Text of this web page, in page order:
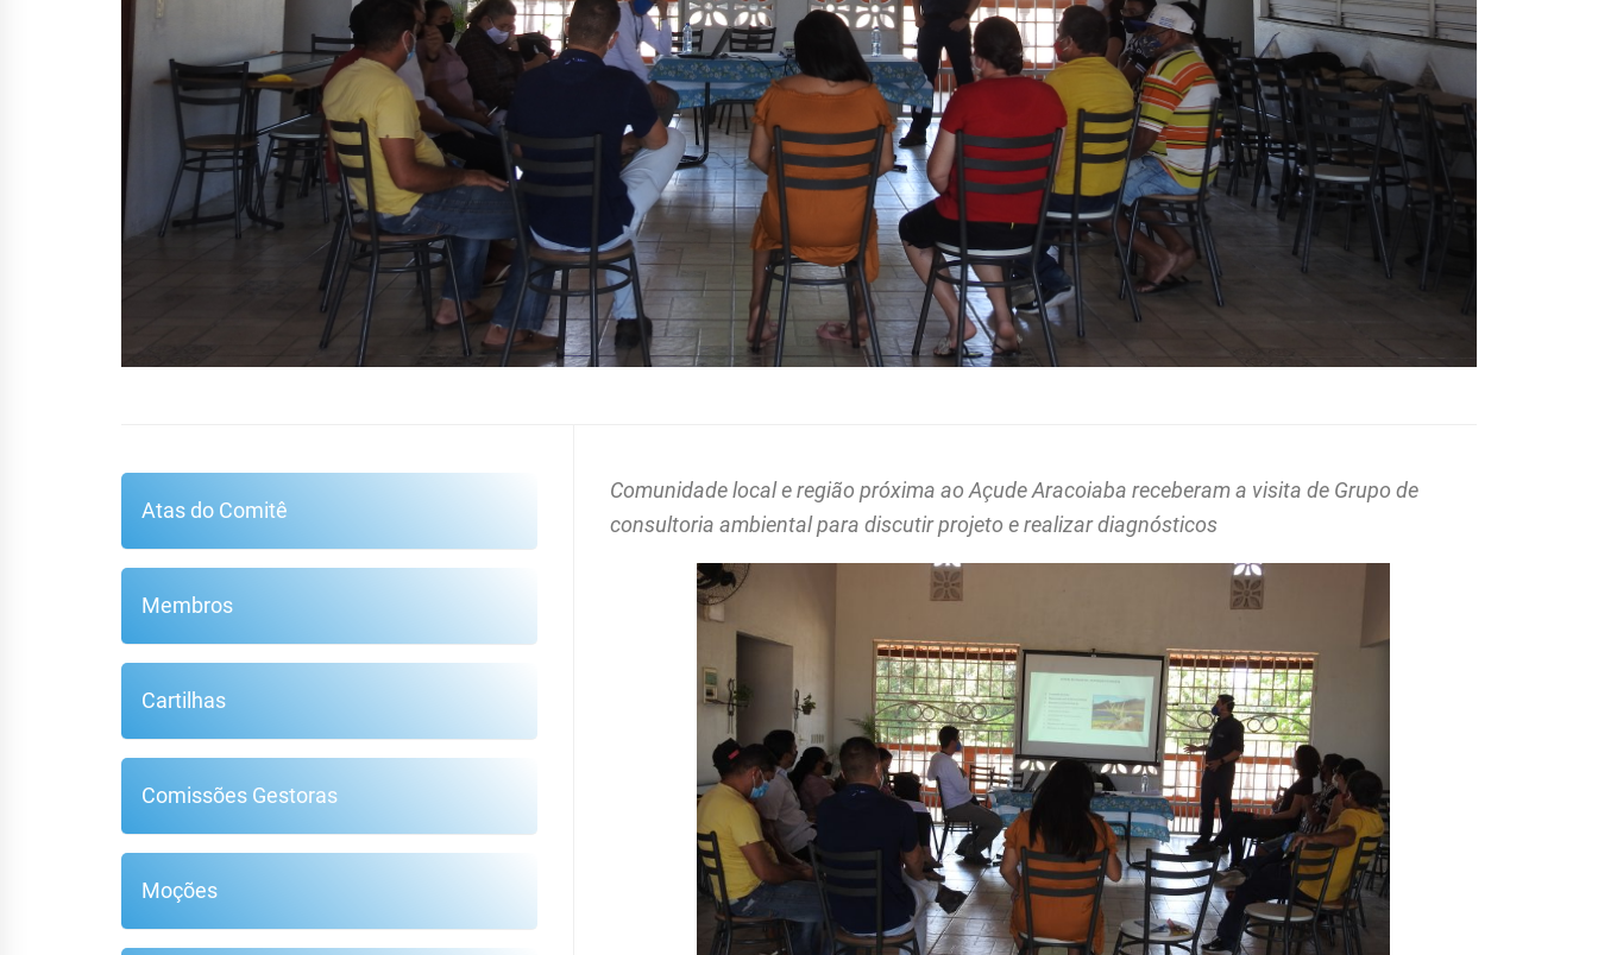
Comunidade local e região próxima ao Açude Aracoiaba receberam a visita de Grupo de
consultoria ambiental para discutir projeto e realizar diagnósticos
Atas do Comitê
Membros
Cartilhas
Comissões Gestoras
Moções